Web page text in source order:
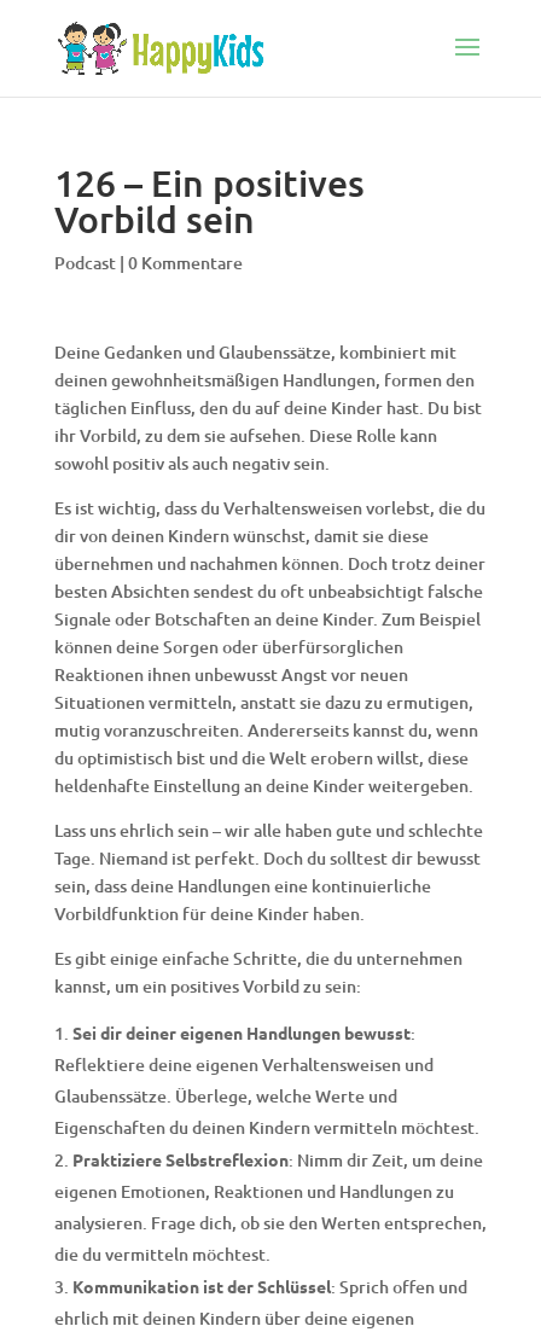
126 – Ein positives
Vorbild sein
Podcast| 0 Kommentare
Deine Gedanken und Glaubenssätze, kombiniert mit
deinen gewohnheitsmäßigen Handlungen, formen den
täglichen Einfluss, den du auf deine Kinder hast. Du bist
ihr Vorbild, zu dem sie aufsehen. Diese Rolle kann
sowohl positiv als auch negativ sein.
Es ist wichtig, dass du Verhaltensweisen vorlebst, die du
dir von deinen Kindern wünschst, damit sie diese
übernehmen und nachahmen können. Doch trotz deiner
besten Absichten sendest du oft unbeabsichtigt falsche
Signale oder Botschaften an deine Kinder. Zum Beispiel
können deine Sorgen oder überfürsorglichen
Reaktionen ihnen unbewusst Angst vor neuen
Situationen vermitteln, anstatt sie dazu zu ermutigen,
mutig voranzuschreiten. Andererseits kannst du, wenn
du optimistisch bist und die Welt erobern willst, diese
heldenhafte Einstellung an deine Kinder weitergeben.
Lass uns ehrlich sein – wir alle haben gute und schlechte
Tage. Niemand ist perfekt. Doch du solltest dir bewusst
sein, dass deine Handlungen eine kontinuierliche
Vorbildfunktion für deine Kinder haben.
Es gibt einige einfache Schritte, die du unternehmen
kannst, um ein positives Vorbild zu sein:
Sei dir deiner eigenen Handlungen bewusst:
Reflektiere deine eigenen Verhaltensweisen und
Glaubenssätze. Überlege, welche Werte und
Eigenschaften du deinen Kindern vermitteln möchtest.
Praktiziere Selbstreflexion: Nimm dir Zeit, um deine
eigenen Emotionen, Reaktionen und Handlungen zu
analysieren. Frage dich, ob sie den Werten entsprechen,
die du vermitteln möchtest.
Kommunikation ist der Schlüssel: Sprich offen und
ehrlich mit deinen Kindern über deine eigenen